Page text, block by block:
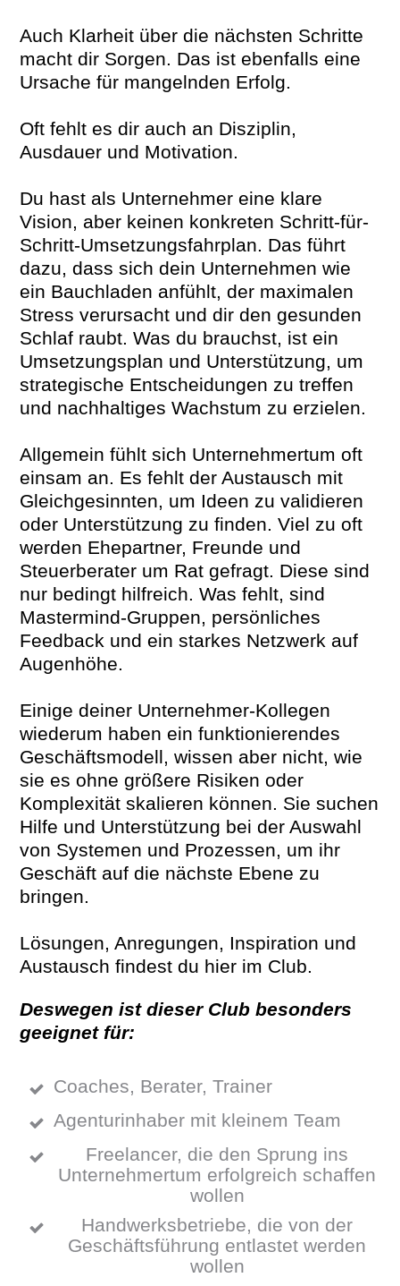
Auch Klarheit über die nächsten Schritte
macht dir Sorgen. Das ist ebenfalls eine
Ursache für mangelnden Erfolg.
Oft fehlt es dir auch an Disziplin,
Ausdauer und Motivation.
Du hast als Unternehmer eine klare
Vision, aber keinen konkreten Schritt-für-
Schritt-Umsetzungsfahrplan. Das führt
dazu, dass sich dein Unternehmen wie
ein Bauchladen anfühlt, der maximalen
Stress verursacht und dir den gesunden
Schlaf raubt. Was du brauchst, ist ein
Umsetzungsplan und Unterstützung, um
strategische Entscheidungen zu treffen
und nachhaltiges Wachstum zu erzielen.
Allgemein fühlt sich Unternehmertum oft
einsam an. Es fehlt der Austausch mit
Gleichgesinnten, um Ideen zu validieren
oder Unterstützung zu finden. Viel zu oft
werden Ehepartner, Freunde und
Steuerberater um Rat gefragt. Diese sind
nur bedingt hilfreich. Was fehlt, sind
Mastermind-Gruppen, persönliches
Feedback und ein starkes Netzwerk auf
Augenhöhe.
Einige deiner Unternehmer-Kollegen
wiederum haben ein funktionierendes
Geschäftsmodell, wissen aber nicht, wie
sie es ohne größere Risiken oder
Komplexität skalieren können. Sie suchen
Hilfe und Unterstützung bei der Auswahl
von Systemen und Prozessen, um ihr
Geschäft auf die nächste Ebene zu
bringen.
Lösungen, Anregungen, Inspiration und
Austausch findest du hier im Club.
Deswegen ist dieser Club besonders
geeignet für:
Coaches, Berater, Trainer
Agenturinhaber mit kleinem Team
Freelancer, die den Sprung ins
Unternehmertum erfolgreich schaffen
wollen
Handwerksbetriebe, die von der
Geschäftsführung entlastet werden
wollen